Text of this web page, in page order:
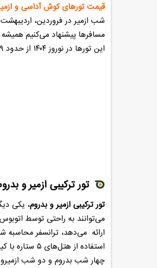
قیمت‌ تورهای کوش آداسی و
شب ازمیر در فروردین،
این تورها در نوروز ۱۴۰۴ از حدود ۳۹ میلیون تومان قابل اجرا است.
تور ترکیبی ازمیر و
تور ترکیبی ازمیر و بدروم
می‌توانند به راحتی توسط
ارائه می‌دهد، ترانسفر محاسبه
چهار شب بدروم و دو شب